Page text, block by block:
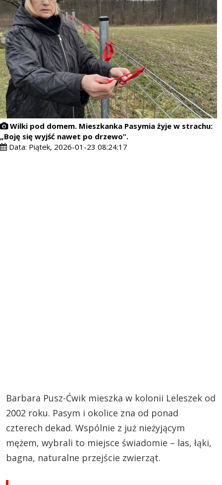
Wilki pod domem. Mieszkanka Pasymia żyje w strachu:
„Boję się wyjść nawet po drzewo”.
Data: Piątek, 2026-01-23 08:24:17
Barbara Pusz-Ćwik mieszka w kolonii Leleszek od
2002 roku. Pasym i okolice zna od ponad
czterech dekad. Wspólnie z już nieżyjącym
mężem, wybrali to miejsce świadomie – las, łąki,
bagna, naturalne przejście zwierząt.